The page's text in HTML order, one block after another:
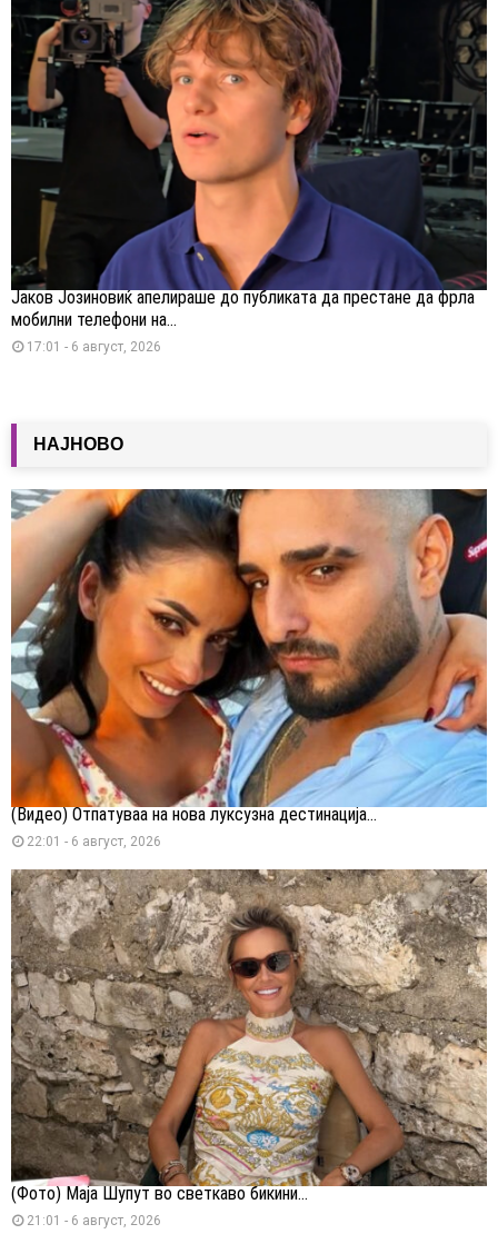
Јаков Јозиновиќ апелираше до публиката да престане да фрла
мобилни телефони на...
17:01 - 6 август, 2026
НАЈНОВО
(Видео) Отпатуваа на нова луксузна дестинација...
22:01 - 6 август, 2026
(Фото) Маја Шупут во светкаво бикини...
21:01 - 6 август, 2026